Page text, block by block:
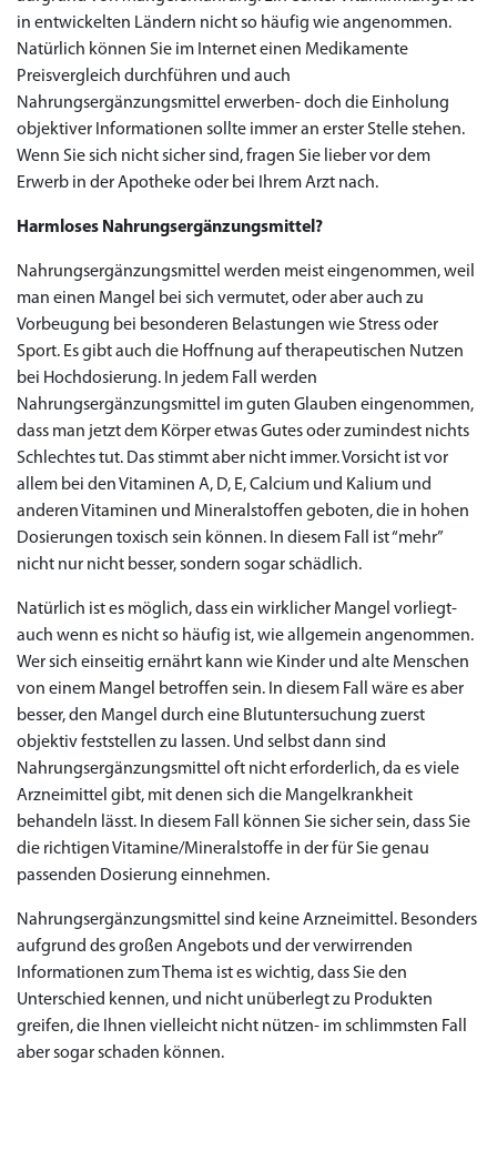
in entwickelten Ländern nicht so häufig wie angenommen.
Natürlich können Sie im Internet einen Medikamente
Preisvergleich durchführen und auch
Nahrungsergänzungsmittel erwerben- doch die Einholung
objektiver Informationen sollte immer an erster Stelle stehen.
Wenn Sie sich nicht sicher sind, fragen Sie lieber vor dem
Erwerb in der Apotheke oder bei Ihrem Arzt nach.
Harmloses Nahrungsergänzungsmittel?
Nahrungsergänzungsmittel werden meist eingenommen, weil
man einen Mangel bei sich vermutet, oder aber auch zu
Vorbeugung bei besonderen Belastungen wie Stress oder
Sport. Es gibt auch die Hoffnung auf therapeutischen Nutzen
bei Hochdosierung. In jedem Fall werden
Nahrungsergänzungsmittel im guten Glauben eingenommen,
dass man jetzt dem Körper etwas Gutes oder zumindest nichts
Schlechtes tut. Das stimmt aber nicht immer. Vorsicht ist vor
allem bei den Vitaminen A, D, E, Calcium und Kalium und
anderen Vitaminen und Mineralstoffen geboten, die in hohen
Dosierungen toxisch sein können. In diesem Fall ist “mehr”
nicht nur nicht besser, sondern sogar schädlich.
Natürlich ist es möglich, dass ein wirklicher Mangel vorliegt-
auch wenn es nicht so häufig ist, wie allgemein angenommen.
Wer sich einseitig ernährt kann wie Kinder und alte Menschen
von einem Mangel betroffen sein. In diesem Fall wäre es aber
besser, den Mangel durch eine Blutuntersuchung zuerst
objektiv feststellen zu lassen. Und selbst dann sind
Nahrungsergänzungsmittel oft nicht erforderlich, da es viele
Arzneimittel gibt, mit denen sich die Mangelkrankheit
behandeln lässt. In diesem Fall können Sie sicher sein, dass Sie
die richtigen Vitamine/Mineralstoffe in der für Sie genau
passenden Dosierung einnehmen.
Nahrungsergänzungsmittel sind keine Arzneimittel. Besonders
aufgrund des großen Angebots und der verwirrenden
Informationen zum Thema ist es wichtig, dass Sie den
Unterschied kennen, und nicht unüberlegt zu Produkten
greifen, die Ihnen vielleicht nicht nützen- im schlimmsten Fall
aber sogar schaden können.